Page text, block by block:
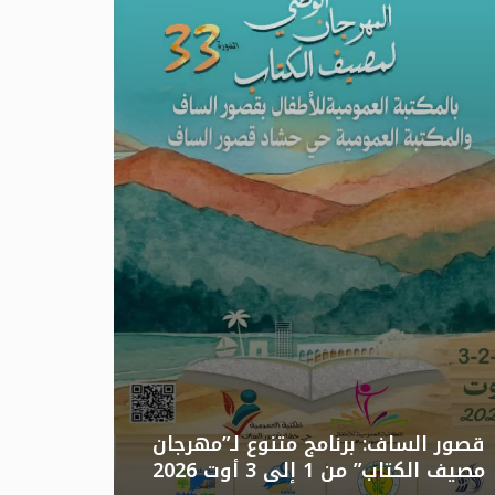
قصور الساف: برنامج متنوع لـ”مهرجان
مصيف الكتاب” من 1 إلى 3 أوت 2026